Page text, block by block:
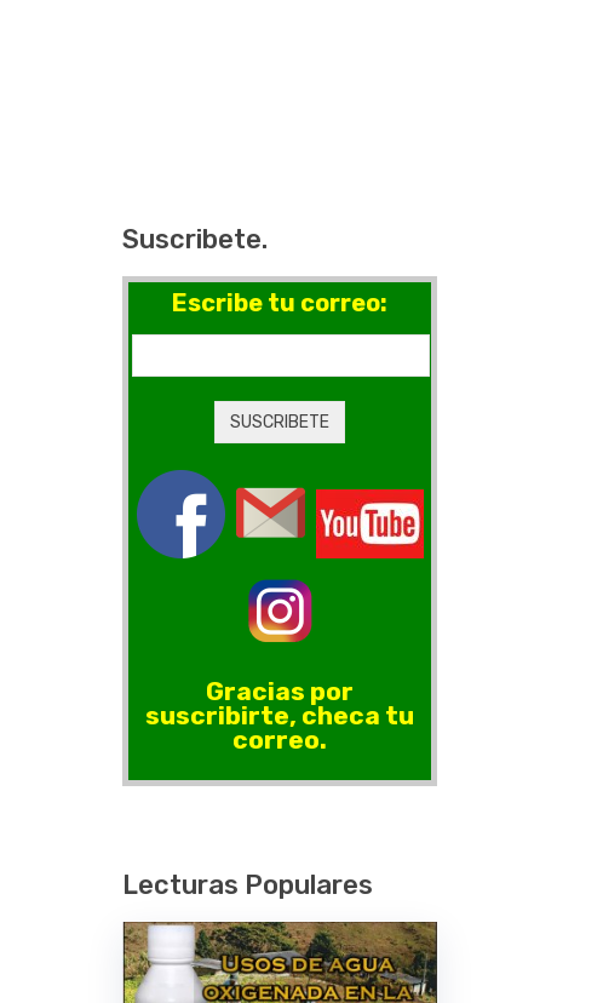
Suscribete.
Escribe tu correo:
Gracias por
suscribirte, checa tu
correo.
Lecturas Populares